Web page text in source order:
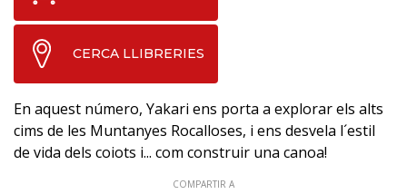
CERCA LLIBRERIES
En aquest número, Yakari ens porta a explorar els alts
cims de les Muntanyes Rocalloses, i ens desvela l´estil
de vida dels coiots i... com construir una canoa!
COMPARTIR A